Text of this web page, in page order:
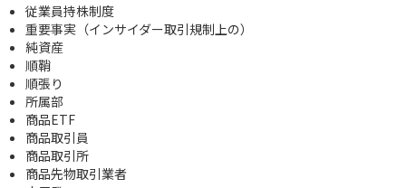
従業員持株制度
重要事実（インサイダー取引規制上の）
純資産
順鞘
順張り
所属部
商品ETF
商品取引員
商品取引所
商品先物取引業者